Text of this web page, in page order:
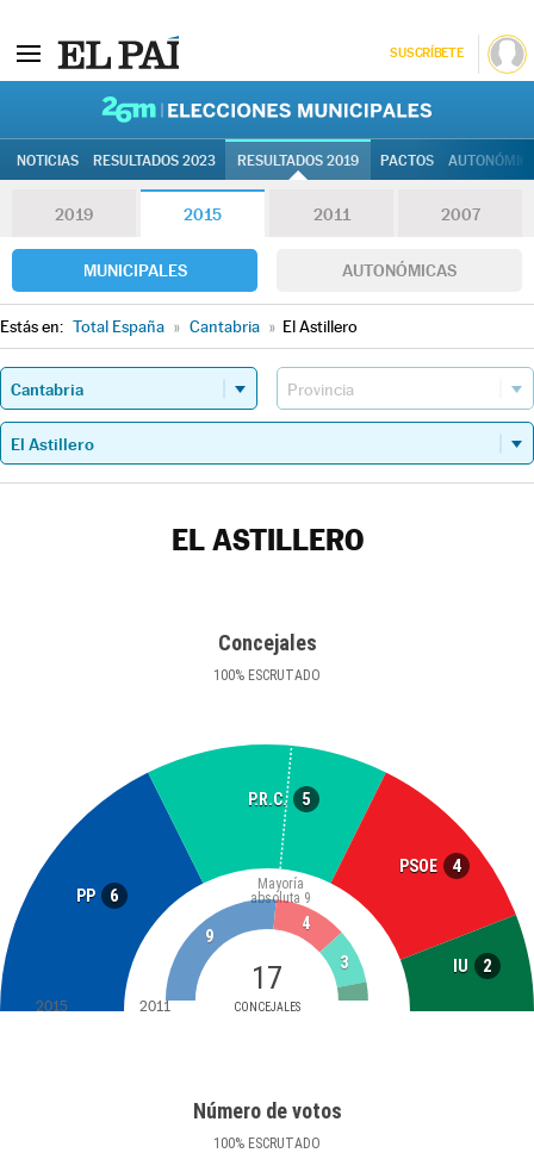
SUSCRÍBETE
NOTICIAS RESULTADOS 2023 RESULTADOS 2019 PACTOS
2019 2015 2011 2007
MUNICIPALES AUTONÓMICAS
Estás en: Total España » Cantabria » El Astillero
EL ASTILLERO
Concejales
100% ESCRUTADO
PP 6
P.R.C. 5
PSOE 4
IU 2
17
CONCEJALES
Mayoría
absoluta 9
9
4
3
2015 2011
Número de votos
100% ESCRUTADO